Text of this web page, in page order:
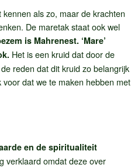
als zo, maar de krachten
De maretak staat ook wel
is Mahrenest. ‘Mare’
Het is een kruid dat door de
reden dat dit kruid zo belangrijk
dat we te maken hebben met
en de spiritualiteit
verklaard omdat deze over